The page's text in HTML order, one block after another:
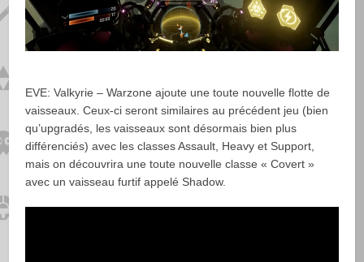
EVE: Valkyrie – Warzone ajoute une toute nouvelle flotte de
vaisseaux. Ceux-ci seront similaires au précédent jeu (bien
qu’upgradés, les vaisseaux sont désormais bien plus
différenciés) avec les classes Assault, Heavy et Support,
mais on découvrira une toute nouvelle classe « Covert »
avec un vaisseau furtif appelé Shadow.